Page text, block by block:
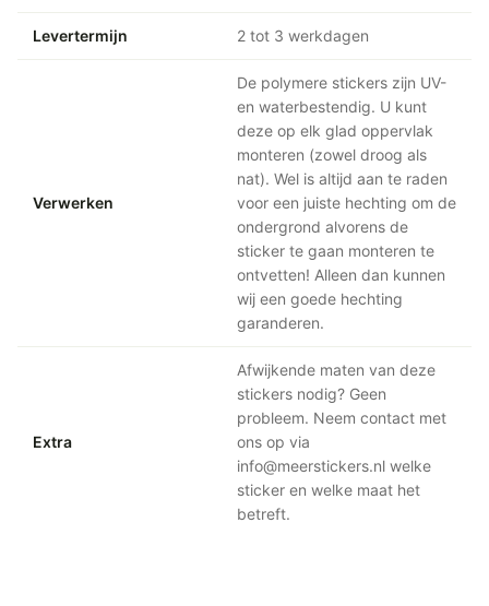
Levertermijn 2 tot 3 werkdagen
Verwerken
De polymere stickers zijn UV-
en waterbestendig. U kunt
deze op elk glad oppervlak
monteren (zowel droog als
nat). Wel is altijd aan te raden
voor een juiste hechting om de
ondergrond alvorens de
sticker te gaan monteren te
ontvetten! Alleen dan kunnen
wij een goede hechting
garanderen.
Extra
Afwijkende maten van deze
stickers nodig? Geen
probleem. Neem contact met
ons op via
info@meerstickers.nl welke
sticker en welke maat het
betreft.